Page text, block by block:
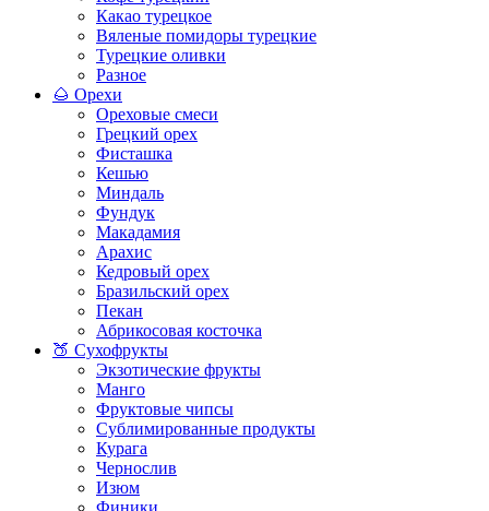
Какао турецкое
Вяленые помидоры турецкие
Турецкие оливки
Разное
🌰 Орехи
Ореховые смеси
Грецкий орех
Фисташка
Кешью
Миндаль
Фундук
Макадамия
Арахис
Кедровый орех
Бразильский орех
Пекан
Абрикосовая косточка
🍑 Сухофрукты
Экзотические фрукты
Манго
Фруктовые чипсы
Сублимированные продукты
Курага
Чернослив
Изюм
Финики